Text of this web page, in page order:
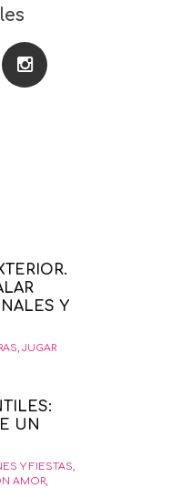
Y
JUGAR
UN
Y FIESTAS
AMOR